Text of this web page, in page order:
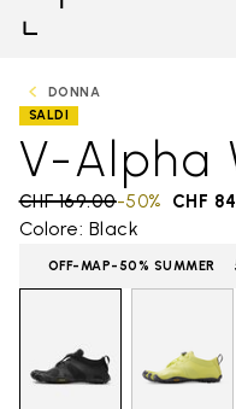
DONNA
SALDI
V-Alpha
Price reduced from
CHF 169.00to CHF
-50%
Colore: Black
OFF-MAP-50% SUMMER